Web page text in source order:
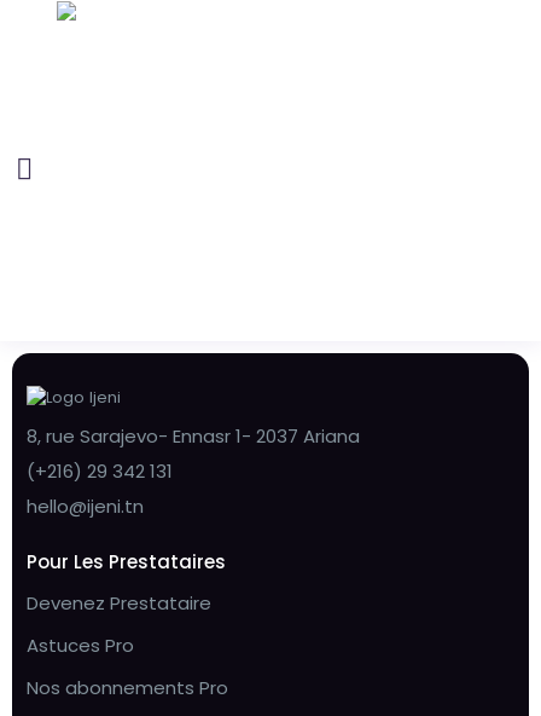
8, rue Sarajevo- Ennasr 1- 2037 Ariana
(+216) 29 342 131
hello@ijeni.tn
Pour Les Prestataires
Devenez Prestataire
Astuces Pro
Nos abonnements Pro